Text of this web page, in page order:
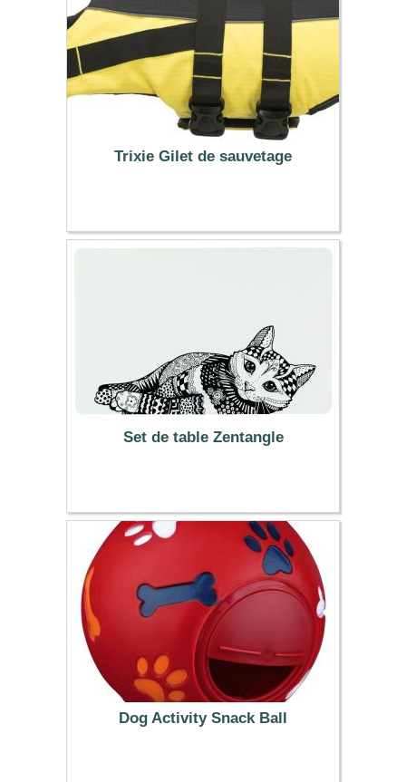
Trixie Gilet de sauvetage
29.99 €
Set de table Zentangle
2.79 €
Dog Activity Snack Ball